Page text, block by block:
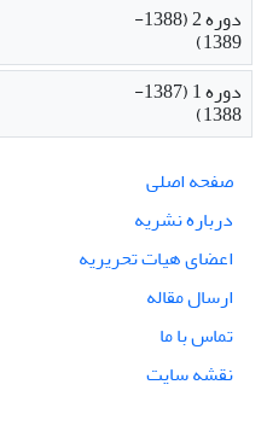
دوره 2 (1388-
1389)
دوره 1 (1387-
1388)
صفحه اصلی
درباره نشریه
اعضای هیات تحریریه
ارسال مقاله
تماس با ما
نقشه سایت